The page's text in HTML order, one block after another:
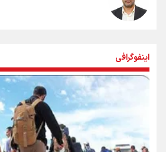
روایت ایران از کنار مردم
از طلوع خیابان‌ها تا غروب اشک
اینفوگرافی